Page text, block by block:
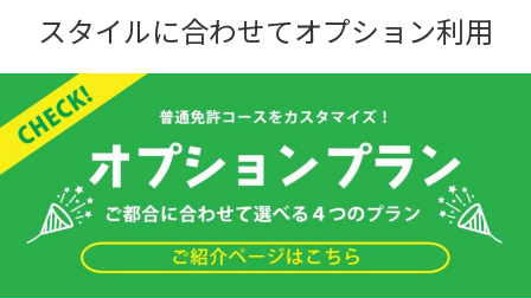
スタイルに合わせてオプション利用